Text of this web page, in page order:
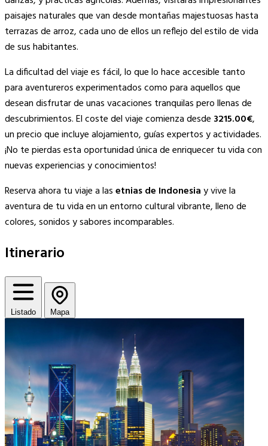
paisajes naturales que van desde montañas majestuosas hasta
terrazas de arroz, cada uno de ellos un reflejo del estilo de vida
de sus habitantes.
La dificultad del viaje es fácil, lo que lo hace accesible tanto
para aventureros experimentados como para aquellos que
desean disfrutar de unas vacaciones tranquilas pero llenas de
descubrimientos. El coste del viaje comienza desde 3215.00€,
un precio que incluye alojamiento, guías expertos y actividades.
¡No te pierdas esta oportunidad única de enriquecer tu vida con
nuevas experiencias y conocimientos!
Reserva ahora tu viaje a lasetnias de Indonesiay vive la
aventura de tu vida en un entorno cultural vibrante, lleno de
colores, sonidos y sabores incomparables.
Itinerario
Listado Mapa